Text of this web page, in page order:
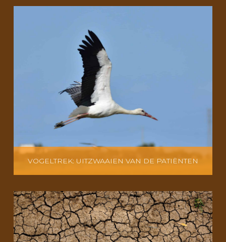
VOGELTREK: UITZWAAIEN VAN DE PATIËNTEN